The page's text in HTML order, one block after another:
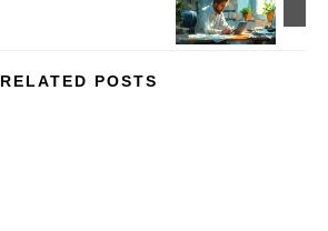
RELATED POSTS